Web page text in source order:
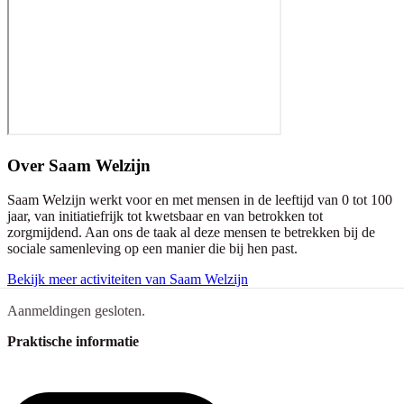
Over Saam Welzijn
Saam Welzijn werkt voor en met mensen in de leeftijd van 0 tot 100
jaar, van initiatiefrijk tot kwetsbaar en van betrokken tot
zorgmijdend. Aan ons de taak al deze mensen te betrekken bij de
sociale samenleving op een manier die bij hen past.
Bekijk meer activiteiten van Saam Welzijn
Aanmeldingen gesloten.
Praktische informatie